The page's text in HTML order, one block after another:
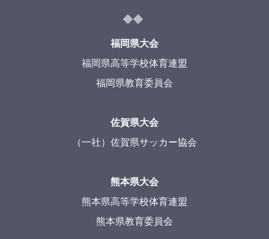
福岡県大会
福岡県高等学校体育連盟
福岡県教育委員会
佐賀県大会
（一社）佐賀県サッカー協会
熊本県大会
熊本県高等学校体育連盟
熊本県教育委員会